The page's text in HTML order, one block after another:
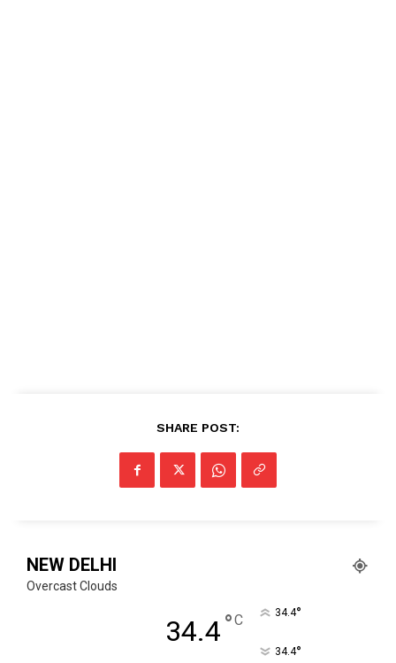
SHARE POST:
NEW DELHI
Overcast Clouds
34.4°C 34.4°
34.4°